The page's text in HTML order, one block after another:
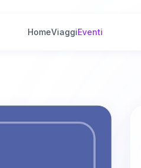
HomeViaggiEventi